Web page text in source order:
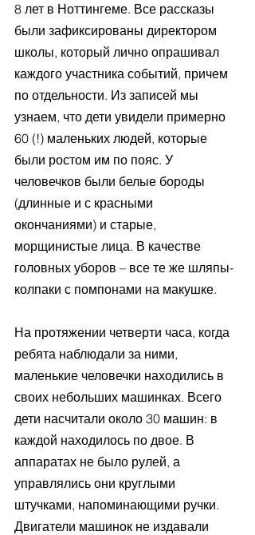
8 лет в Ноттингеме. Все рассказы
были зафиксированы директором
школы, который лично опрашивал
каждого участника событий, причем
по отдельности. Из записей мы
узнаем, что дети увидели примерно
60 (!) маленьких людей, которые
были ростом им по пояс. У
человечков были белые бороды
(длинные и с красными
окончаниями) и старые,
морщинистые лица. В качестве
головных уборов – все те же шляпы-
колпаки с помпонами на макушке.
На протяжении четверти часа, когда
ребята наблюдали за ними,
маленькие человечки находились в
своих небольших машинках. Всего
дети насчитали около 30 машин: в
каждой находилось по двое. В
аппаратах не было рулей, а
управлялись они круглыми
штучками, напоминающими ручки.
Двигатели машинок не издавали